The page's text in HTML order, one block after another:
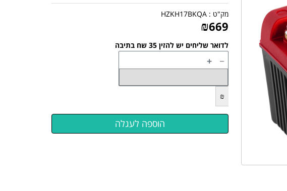
מק"ט : HZKH17BKQA
₪669
לדואר שליחים יש להזין 35 שח בתיבה
−
+
₪